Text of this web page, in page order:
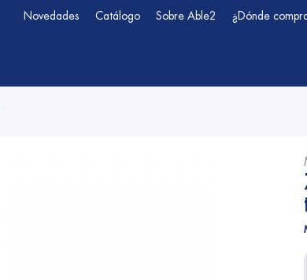
Novedades Catálogo Sobre Able2 ¿Dónde